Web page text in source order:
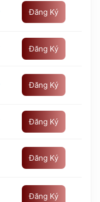
Đăng Ký
Đăng Ký
Đăng Ký
Đăng Ký
Đăng Ký
Đăng Ký